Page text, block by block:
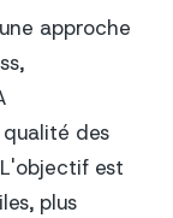
approche
des
est
plus